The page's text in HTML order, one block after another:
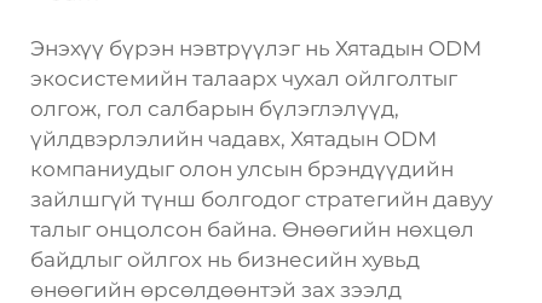
Энэхүү бүрэн нэвтрүүлэг нь Хятадын ODM
экосистемийн талаарх чухал ойлголтыг
олгож, гол салбарын бүлэглэлүүд,
үйлдвэрлэлийн чадавх, Хятадын ODM
компаниудыг олон улсын брэндүүдийн
зайлшгүй түнш болгодог стратегийн давуу
талыг онцолсон байна. Өнөөгийн нөхцөл
байдлыг ойлгох нь бизнесийн хувьд
өнөөгийн өрсөлдөөнтэй зах зээлд